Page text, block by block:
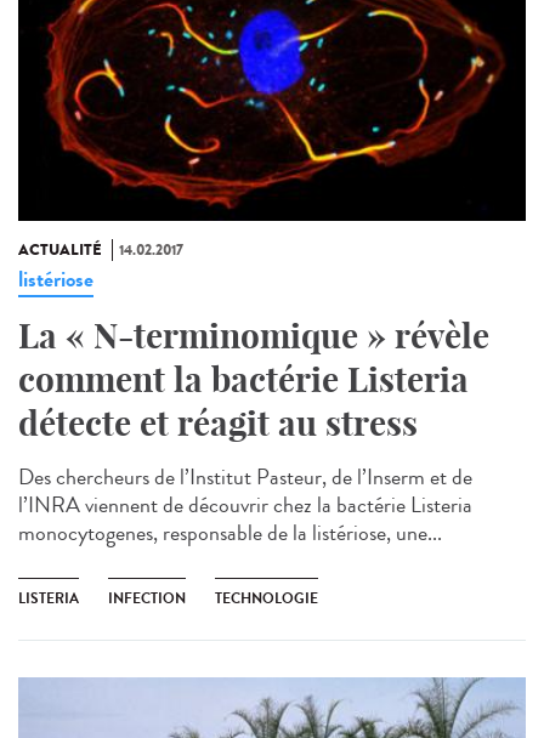
ACTUALITÉ 14.02.2017
listériose
La « N-terminomique » révèle
comment la bactérie Listeria
détecte et réagit au stress
Des chercheurs de l’Institut Pasteur, de l’Inserm et de
l’INRA viennent de découvrir chez la bactérie Listeria
monocytogenes, responsable de la listériose, une...
LISTERIA INFECTION TECHNOLOGIE